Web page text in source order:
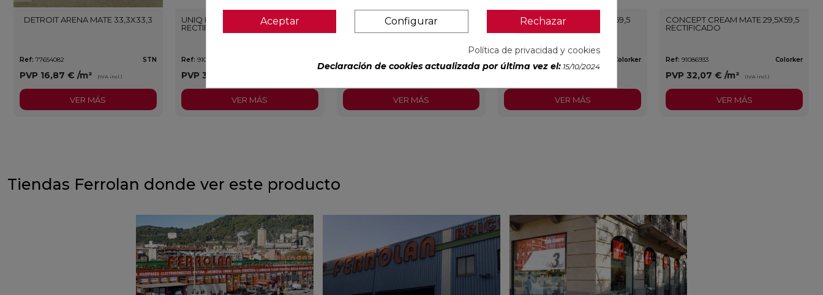
DETROIT ARENA MATE 33,3X33,3
Ref: 77654082 STN
PVP 16,87 € /m² (IVA incl.)
VER MÁS
UNIQ MOON MATE 29,5X59,5
RECTIFICADO
Ref: 91080476
PVP 30,13 €
VER MÁS
CONCEPT MOON MATE 29,5X59,5
RECTIFICADO
VER MÁS
CONCEPT GREY MATE 29,5X59,5
RECTIFICADO
Colorker
VER MÁS
CONCEPT CREAM MATE 29,5X59,5
RECTIFICADO
Ref: 91086933 Colorker
PVP 32,07 €/m² (IVA incl.)
VER MÁS
Tiendas Ferrolan donde ver este producto
Aceptar Configurar Rechazar
Política de privacidad y cookies
Declaración de cookies actualizada por última vez el: 15/10/2024